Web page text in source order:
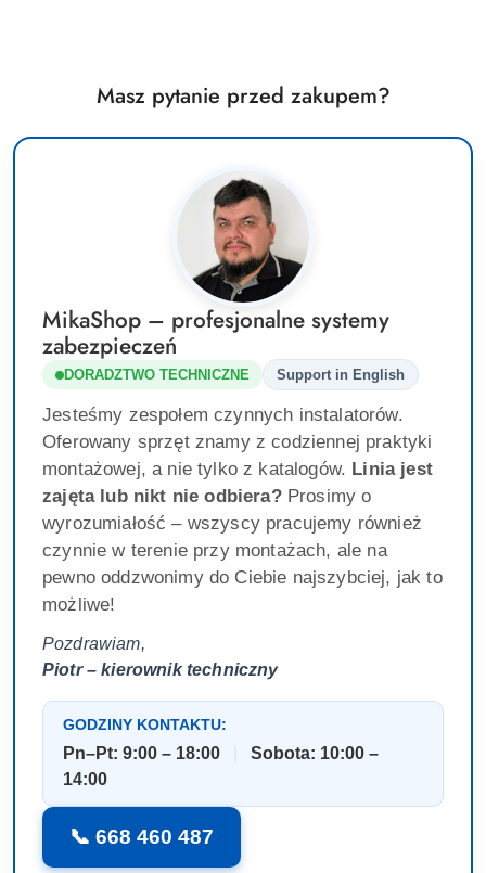
Masz pytanie przed zakupem?
MikaShop – profesjonalne systemy
zabezpieczeń
DORADZTWO TECHNICZNE Support in English
Jesteśmy zespołem czynnych instalatorów.
Oferowany sprzęt znamy z codziennej praktyki
montażowej, a nie tylko z katalogów. Linia jest
zajęta lub nikt nie odbiera?Prosimy o
wyrozumiałość – wszyscy pracujemy również
czynnie w terenie przy montażach, ale na
pewno oddzwonimy do Ciebie najszybciej, jak to
możliwe!
Pozdrawiam,
Piotr – kierownik techniczny
GODZINY KONTAKTU:
Pn–Pt: 9:00 – 18:00
Sobota: 10:00 –
14:00
📞 668 460 487